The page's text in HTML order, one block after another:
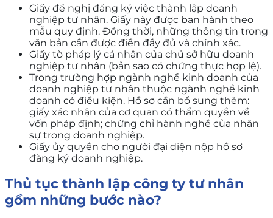
Giấy đề nghị đăng ký việc thành lập doanh
nghiệp tư nhân. Giấy này được ban hành theo
mẫu quy định. Đồng thời, những thông tin trong
văn bản cần được điền đầy đủ và chính xác.
Giấy tờ pháp lý cá nhân của chủ sở hữu doanh
nghiệp tư nhân (bản sao có chứng thực hợp lệ).
Trong trường hợp ngành nghề kinh doanh của
doanh nghiệp tư nhân thuộc ngành nghề kinh
doanh có điều kiện. Hồ sơ cần bổ sung thêm:
giấy xác nhận của cơ quan có thẩm quyền về
vốn pháp định; chứng chỉ hành nghề của nhân
sự trong doanh nghiệp.
Giấy ủy quyền cho người đại diện nộp hồ sơ
đăng ký doanh nghiệp.
Thủ tục thành lập công ty tư nhân
gồm những bước nào?